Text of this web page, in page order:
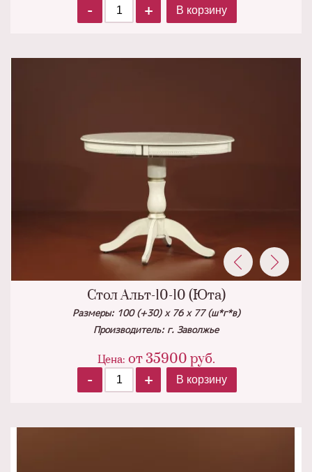
-
+ В корзину
Стол Альт-10-10 (Юта)
Размеры: 100 (+30) х 76 х 77 (ш*г*в)
Производитель: г. Заволжье
Цена: от35900 руб.
-
+ В корзину